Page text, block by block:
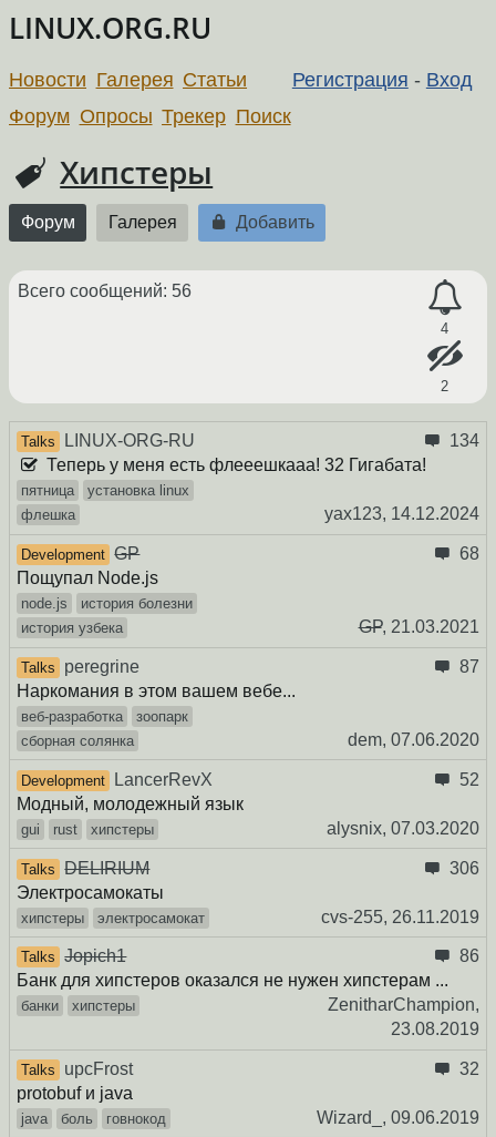
LINUX.ORG.RU
Регистрация - Вход
Новости Галерея Статьи
Форум Опросы Трекер Поиск
Хипстеры
Форум Галерея Добавить
4
2
Всего сообщений: 56
Talks LINUX-ORG-RU
134
Теперь у меня есть флееешкааа! 32 Гигабата!
пятница
установка linux
флешка
yax123, 14.12.2024
Development GP
68
Пощупал Node.js
node.js
история болезни
история узбека
GP, 21.03.2021
Talks peregrine
87
Наркомания в этом вашем вебе...
веб-разработка
зоопарк
сборная солянка
dem, 07.06.2020
Development LancerRevX
52
Модный, молодежный язык
gui rust хипстеры alysnix, 07.03.2020
Talks DELIRIUM
306
Электросамокаты
хипстеры электросамокат cvs-255, 26.11.2019
Talks Jopich1
86
Банк для хипстеров оказался не нужен хипстерам ...
банки хипстеры
ZenitharChampion,
23.08.2019
Talks upcFrost
32
protobuf и java
java боль говнокод Wizard_, 09.06.2019